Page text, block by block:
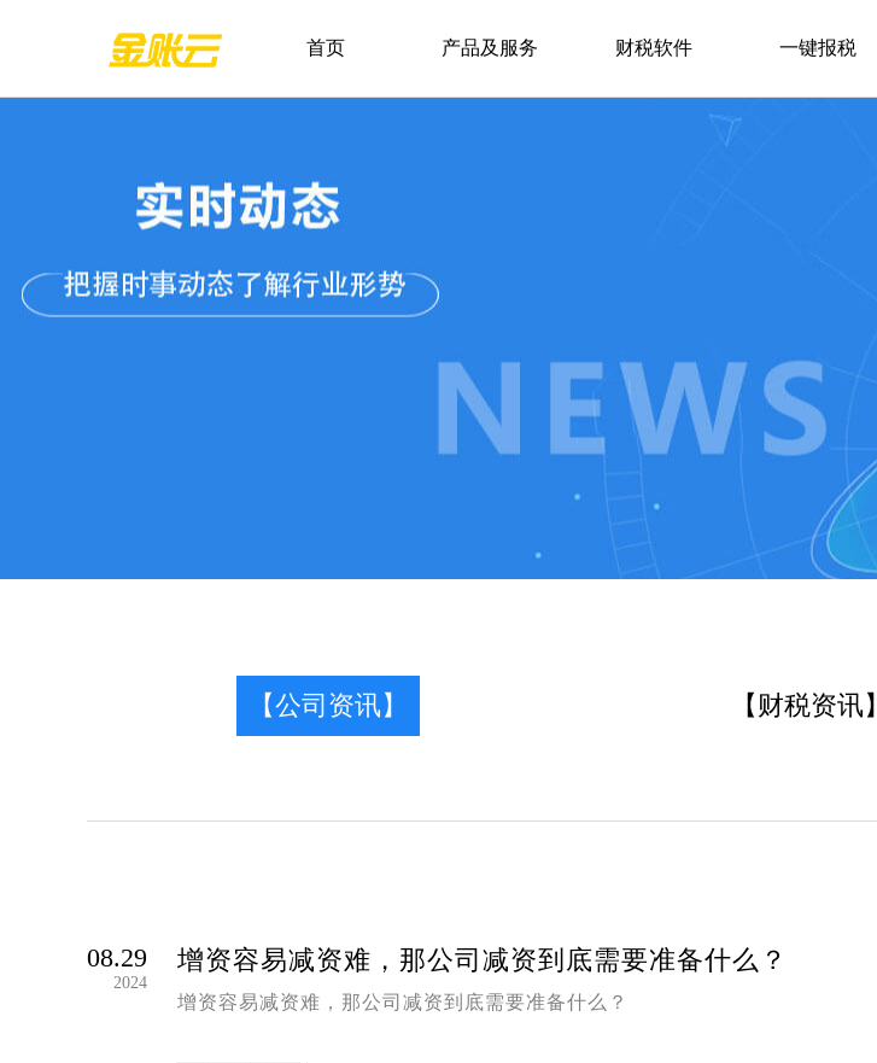
首页 产品及服务 财税软件 一键报税
【公司资讯】 【财税资讯】
08.29
2024
增资容易减资难，那公司减资到底需要准备什么？
增资容易减资难，那公司减资到底需要准备什么？